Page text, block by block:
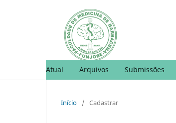
Atual Arquivos Submissões
Início / Cadastrar